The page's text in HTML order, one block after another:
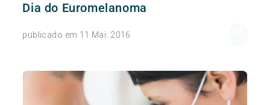
Dia do Euromelanoma
publicado em 11 Mai. 2016